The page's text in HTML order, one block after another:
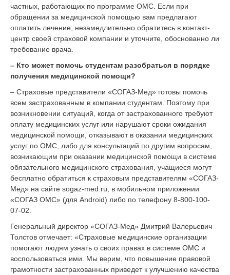
частных, работающих по программе ОМС. Если при
обращении за медицинской помощью вам предлагают
оплатить лечение, незамедлительно обратитесь в контакт-
центр своей страховой компании и уточните, обоснованно ли
требование врача.
– Кто может помочь студентам разобраться в порядке
получения медицинской помощи?
– Страховые представители «СОГАЗ-Мед» готовы помочь
всем застрахованным в компании студентам. Поэтому при
возникновении ситуаций, когда от застрахованного требуют
оплату медицинских услуг или нарушают сроки ожидания
медицинской помощи, отказывают в оказании медицинских
услуг по ОМС, либо для консультаций по другим вопросам,
возникающим при оказании медицинской помощи в системе
обязательного медицинского страхования, учащиеся могут
бесплатно обратиться к страховым представителям «СОГАЗ-
Мед» на сайте sogaz-med.ru, в мобильном приложении
«СОГАЗ ОМС» (для Android) либо по телефону 8-800-100-
07-02.
Генеральный директор «СОГАЗ-Мед» Дмитрий Валерьевич
Толстов отмечает: «Страховые медицинские организации
помогают людям узнать о своих правах в системе ОМС и
воспользоваться ими. Мы верим, что повышение правовой
грамотности застрахованных приведет к улучшению качества